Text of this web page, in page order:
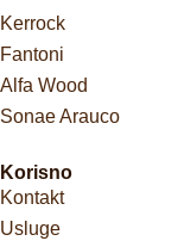
Kerrock
Fantoni
Alfa Wood
Sonae Arauco
Korisno
Kontakt
Usluge